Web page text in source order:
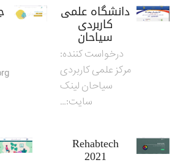
دانشگاه علمی
کاربردی
سیاحان
درخواست کننده:
مرکز علمی کاربردی
سیاحان لینک
سایت:…
Rehabtech
2021